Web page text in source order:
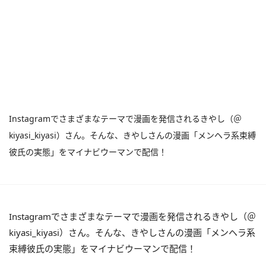
Instagramでさまざまなテーマで漫画を発信されるきやし（＠
kiyasi_kiyasi）さん。そんな、きやしさんの漫画「メンヘラ系束縛
彼氏の実態」をマイナビウーマンで配信！
Instagramでさまざまなテーマで漫画を発信されるきやし（＠
kiyasi_kiyasi）さん。そんな、きやしさんの漫画「メンヘラ系
束縛彼氏の実態」をマイナビウーマンで配信！